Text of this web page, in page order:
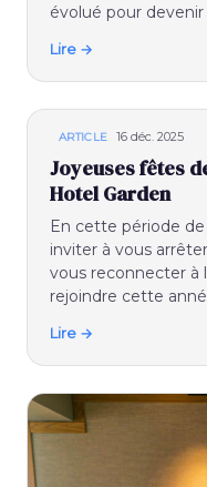
évolué pour
Lire →
ARTICLE 16 déc. 2025
Joyeuses fêtes
Hotel Garden
En cette période
inviter à vous
vous reconnecter à
rejoindre cette
Lire →